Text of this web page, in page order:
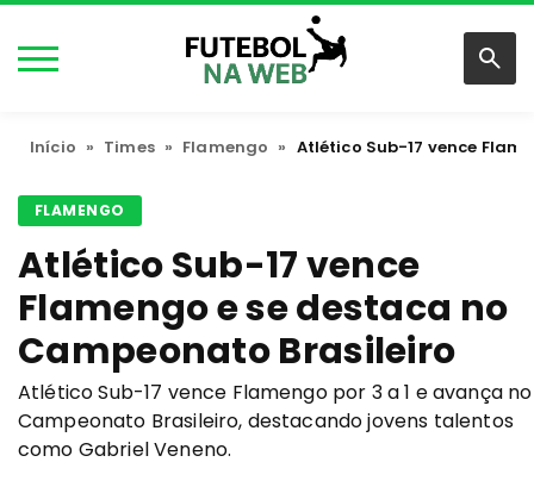
Início » Times » Flamengo » Atlético Sub-17 vence
FLAMENGO
Atlético Sub-17 vence
Flamengo e se destaca no
Campeonato Brasileiro
Atlético Sub-17 vence Flamengo por 3 a 1 e avança no
Campeonato Brasileiro, destacando jovens talentos
como Gabriel Veneno.